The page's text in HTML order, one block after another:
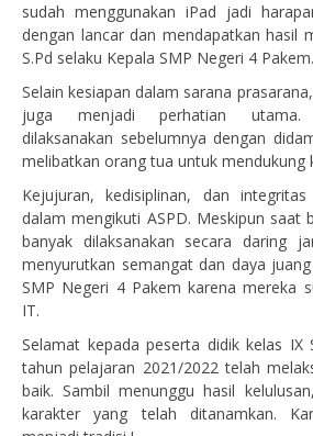
sudah menggunakan iPad jadi
dengan lancar dan mendapatkan hasil
S.Pd selaku Kepala SMP Negeri 4 Pakem.
Selain kesiapan dalam sarana
juga menjadi perhatian utama.
dilaksanakan sebelumnya dengan
melibatkan orang tua untuk mendukung
Kejujuran, kedisiplinan, dan
dalam mengikuti ASPD. Meskipun saat
banyak dilaksanakan secara daring
menyurutkan semangat dan daya
SMP Negeri 4 Pakem karena mereka
IT.
Selamat kepada peserta didik kelas IX
tahun pelajaran 2021/2022 telah
baik. Sambil menunggu hasil
karakter yang telah ditanamkan.